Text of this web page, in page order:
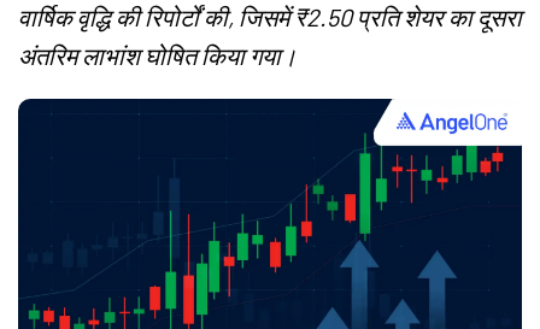
वार्षिक वृद्धि की रिपोर्टों की, जिसमें ₹2.50 प्रति शेयर का दूसरा
अंतरिम लाभांश घोषित किया गया।